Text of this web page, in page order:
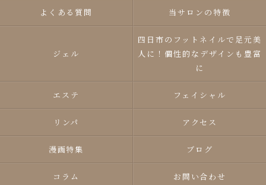
よくある質問 当サロンの特徴
ジェル
四日市のフットネイルで足元美
人に！個性的なデザインも豊富
に
エステ フェイシャル
リンパ アクセス
漫画特集 ブログ
コラム お問い合わせ